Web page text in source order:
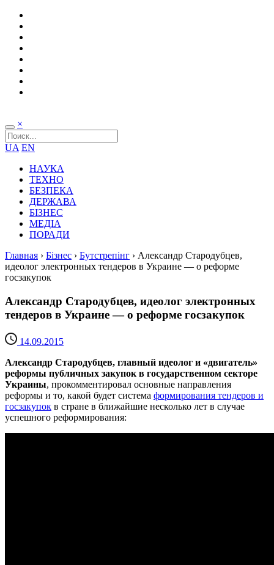
×
UA EN
НАУКА
ТЕХНО
БЕЗПЕКА
ДЕРЖАВА
БІЗНЕС
МЕДІА
ПОРАДИ
Главная › Бізнес › Бутстрепінг › Александр Стародубцев,
идеолог электронных тендеров в Украине — о реформе
госзакупок
Александр Стародубцев, идеолог электронных
тендеров в Украине — о реформе госзакупок
14.09.2015
Александр Стародубцев, главный идеолог и «двигатель»
реформы публичных закупок в государственном секторе
Украины, прокомментировал основные направления
реформы и то, какой будет система формирования тендеров и
госзакупок в стране в ближайшие несколько лет в случае
успешного реформирования: